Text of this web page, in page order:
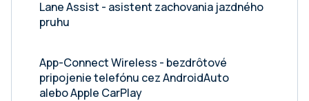
Lane Assist - asistent zachovania jazdného
pruhu
App-Connect Wireless - bezdrôtové
pripojenie telefónu cez AndroidAuto
alebo Apple CarPlay